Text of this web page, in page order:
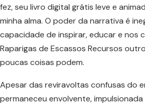
fez, seu livro digital grátis leve e
minha alma. O poder da narrativa é
capacidade de inspirar, educar e nos
Raparigas de Escassos Recursos
poucas coisas podem.
Apesar das reviravoltas confusas do
permaneceu envolvente,